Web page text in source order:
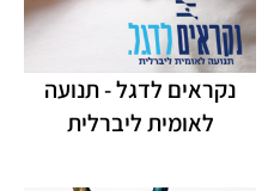
נקראים לדגל - תנועה
לאומית ליברלית